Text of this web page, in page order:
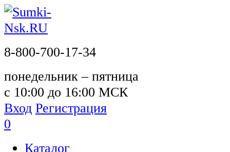
8-800-700-17-34
понедельник – пятница
с 10:00 до 16:00 МСК
Вход Регистрация
0
Каталог